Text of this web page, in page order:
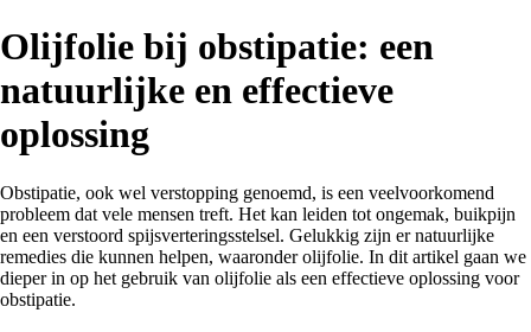
Olijfolie bij obstipatie: een
natuurlijke en effectieve
oplossing
Obstipatie, ook wel verstopping genoemd, is een veelvoorkomend
probleem dat vele mensen treft. Het kan leiden tot ongemak, buikpijn
en een verstoord spijsverteringsstelsel. Gelukkig zijn er natuurlijke
remedies die kunnen helpen, waaronder olijfolie. In dit artikel gaan we
dieper in op het gebruik van olijfolie als een effectieve oplossing voor
obstipatie.